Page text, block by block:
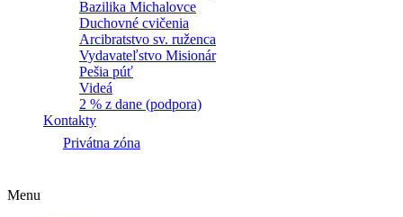
Bazilika Michalovce
Duchovné cvičenia
Arcibratstvo sv. ruženca
Vydavateľstvo Misionár
Pešia púť
Videá
2 % z dane (podpora)
Kontakty
Privátna zóna
Menu